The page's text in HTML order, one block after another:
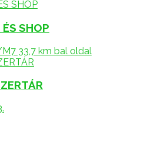
SHOP
33,7 km bal oldal